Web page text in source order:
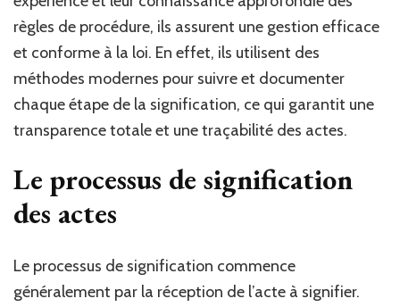
règles de procédure, ils assurent une gestion efficace
et conforme à la loi. En effet, ils utilisent des
méthodes modernes pour suivre et documenter
chaque étape de la signification, ce qui garantit une
transparence totale et une traçabilité des actes.
Le processus de signification
des actes
Le processus de signification commence
généralement par la réception de l’acte à signifier.